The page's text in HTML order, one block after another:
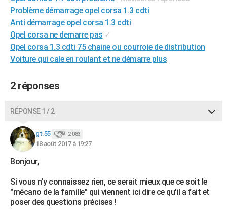
BONS PLANS
CARTE DE VOEUX
Carte de Noël
Carte Bonne année
Carte Saint-Valentin
Carte Pâques
Carte d'anniversaire
DICTIONNAIRE
Dictionnaire
Biographies
Citations
Expressions
Proverbes
PROGRAMME TV
COPAINS D'AVANT
AVIS DE DÉCÈS
FORUM
Bricolage
Lifestyle
Culture
Sport
Auto
Television
Voyage
Cinema
Problème démarrage opel corsa 1.3 cdti
Anti démarrage opel corsa 1.3 cdti
Opel corsa ne demarre pas ✓
Opel corsa 1.3 cdti 75 chaine ou courroie de distribution
Voiture qui cale en roulant et ne démarre plus
2 réponses
RÉPONSE 1 / 2
gt.55 2 083
18 août 2017 à 19:27
Bonjour,
Si vous n'y connaissez rien, ce serait mieux que ce soit le
"mécano de la famille" qui viennent ici dire ce qu'il a fait et
poser des questions précises !